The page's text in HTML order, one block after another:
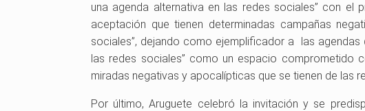
una agenda alternativa en las redes sociales” con
aceptación que tienen determinadas campañas
sociales”, dejando como ejemplificador a las
las redes sociales” como un espacio comprometido
miradas negativas y apocalípticas que se tienen de las
Por último, Aruguete celebró la invitación y se